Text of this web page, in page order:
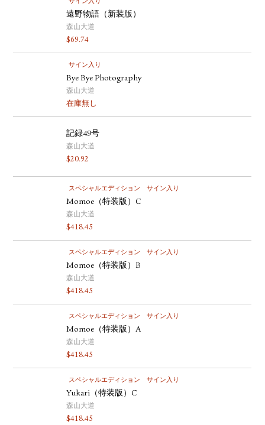
サイン入り
遠野物語（新装版）
森山大道
$69.74
サイン入り
Bye Bye Photography
森山大道
在庫無し
記録49号
森山大道
$20.92
スペシャルエディション サイン入り
Momoe（特装版）C
森山大道
$418.45
スペシャルエディション サイン入り
Momoe（特装版）B
森山大道
$418.45
スペシャルエディション サイン入り
Momoe（特装版）A
森山大道
$418.45
スペシャルエディション サイン入り
Yukari（特装版）C
森山大道
$418.45